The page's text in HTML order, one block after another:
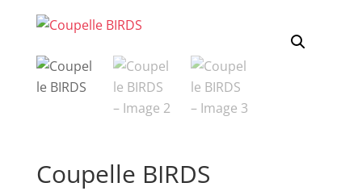
Coupelle BIRDS